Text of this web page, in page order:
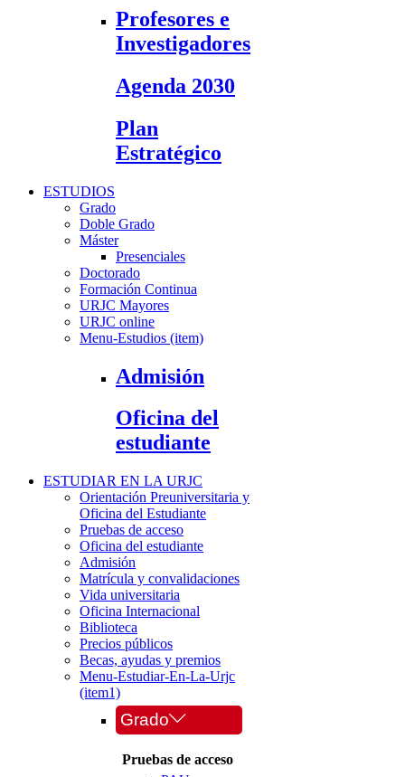
Profesores e
Investigadores
Agenda 2030
Plan
Estratégico
ESTUDIOS
Grado
Doble Grado
Máster
Presenciales
Doctorado
Formación Continua
URJC Mayores
URJC online
Menu-Estudios (item)
Admisión
Oficina del
estudiante
ESTUDIAR EN LA URJC
Orientación Preuniversitaria y
Oficina del Estudiante
Pruebas de acceso
Oficina del estudiante
Admisión
Matrícula y convalidaciones
Vida universitaria
Oficina Internacional
Biblioteca
Precios públicos
Becas, ayudas y premios
Menu-Estudiar-En-La-Urjc
(item1)
Grado
Pruebas de acceso